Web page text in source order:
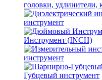
головки, удлинители,
инструмент
Инструмент (INCH)
инструмент
Губцевый инструмент